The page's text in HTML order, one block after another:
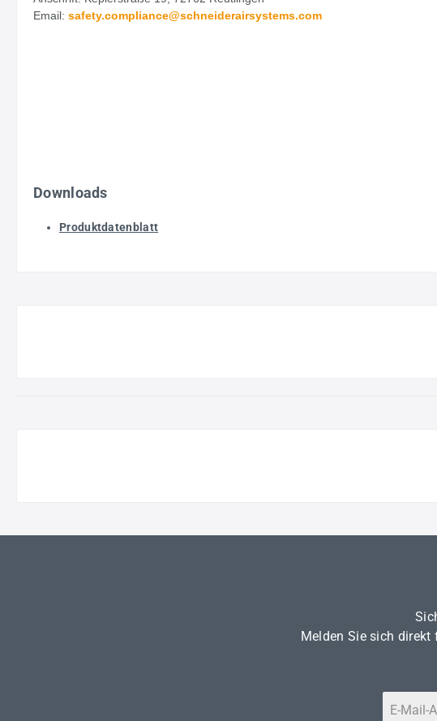
Email: safety.compliance@schneiderairsystems.com
Downloads
Produktdatenblatt
Melden Sie sich direkt